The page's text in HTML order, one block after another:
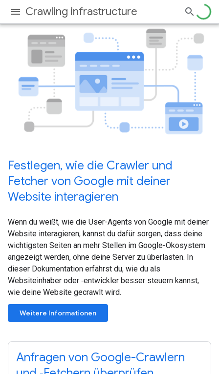
Crawling infrastructure
Festlegen, wie die Crawler und
Fetcher von Google mit deiner
Website interagieren
Wenn du weißt, wie die User-Agents von Google mit deiner
Website interagieren, kannst du dafür sorgen, dass deine
wichtigsten Seiten an mehr Stellen im Google-Ökosystem
angezeigt werden, ohne deine Server zu überlasten. In
dieser Dokumentation erfährst du, wie du als
Websiteinhaber oder ‑entwickler besser steuern kannst,
wie deine Website gecrawlt wird.
Weitere Informationen
Anfragen von Google-Crawlern